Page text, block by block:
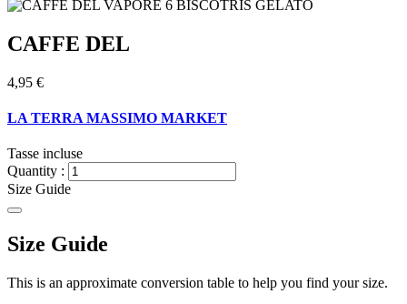
CAFFE DEL
4,95 €
LA TERRA MASSIMO MARKET
Tasse incluse
Quantity :
Size Guide
Size Guide
This is an approximate conversion table to help you find your size.